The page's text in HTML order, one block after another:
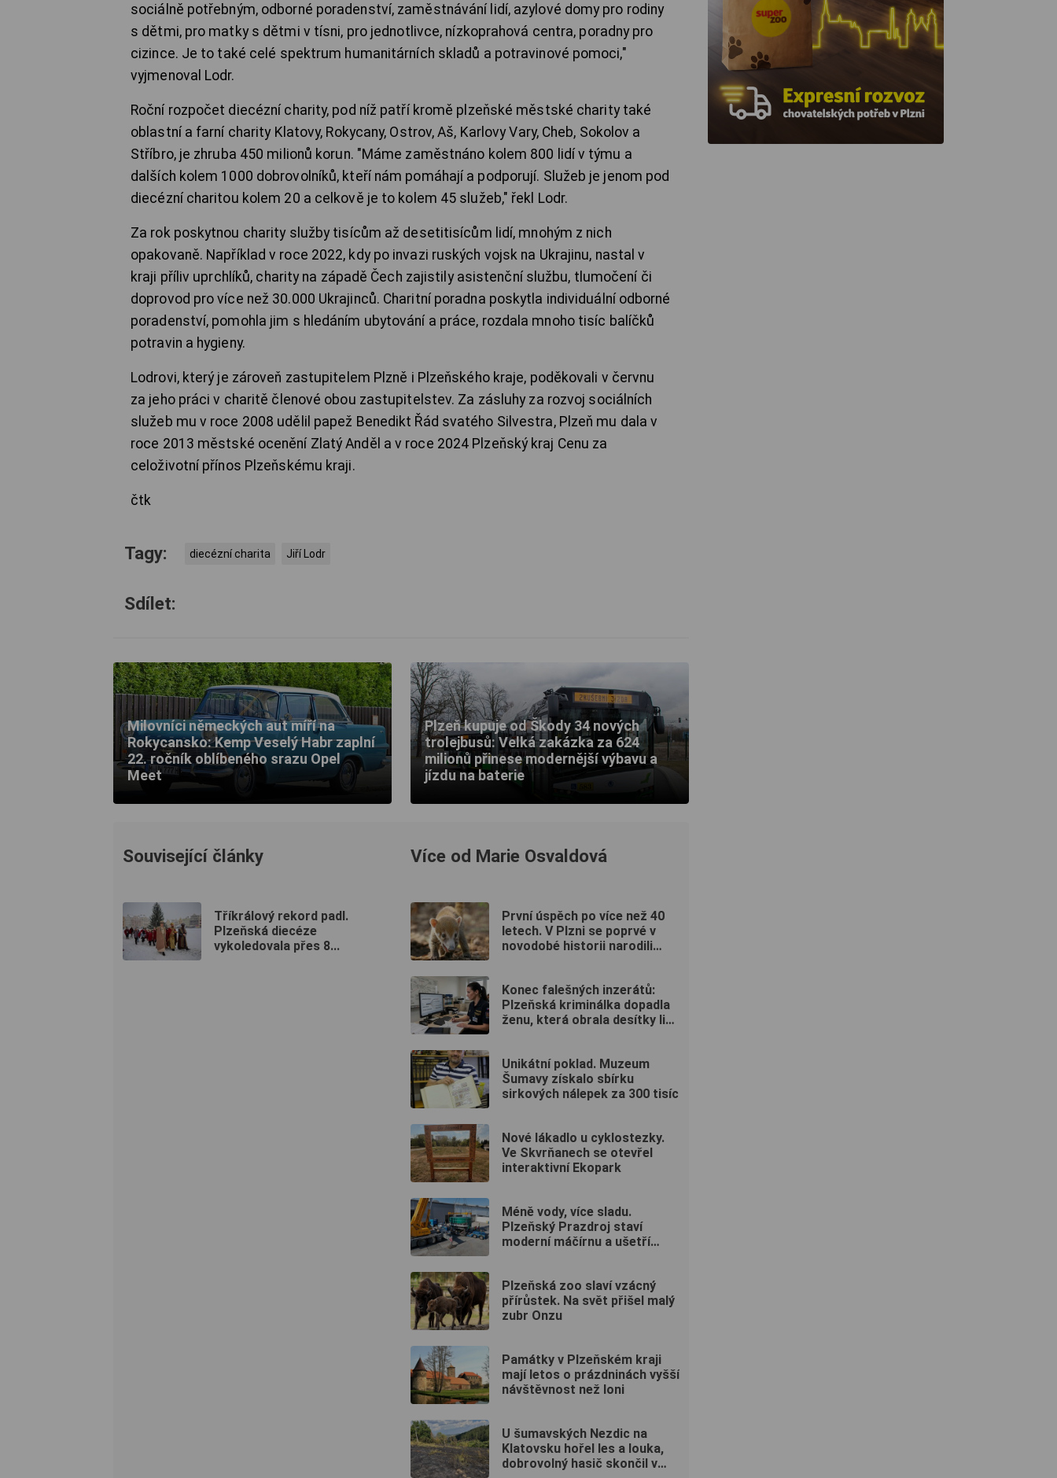
sociálně potřebným, odborné poradenství, zaměstnávání lidí, azylové domy pro rodiny
s dětmi, pro matky s dětmi v tísni, pro jednotlivce, nízkoprahová centra, poradny pro
cizince. Je to také celé spektrum humanitárních skladů a potravinové pomoci,"
vyjmenoval Lodr.
Roční rozpočet diecézní charity, pod níž patří kromě plzeňské městské charity také
oblastní a farní charity Klatovy, Rokycany, Ostrov, Aš, Karlovy Vary, Cheb, Sokolov a
Stříbro, je zhruba 450 milionů korun. "Máme zaměstnáno kolem 800 lidí v týmu a
dalších kolem 1000 dobrovolníků, kteří nám pomáhají a podporují. Služeb je jenom pod
diecézní charitou kolem 20 a celkově je to kolem 45 služeb," řekl Lodr.
Za rok poskytnou charity služby tisícům až desetitisícům lidí, mnohým z nich
opakovaně. Například v roce 2022, kdy po invazi ruských vojsk na Ukrajinu, nastal v
kraji příliv uprchlíků, charity na západě Čech zajistily asistenční službu, tlumočení či
doprovod pro více než 30.000 Ukrajinců. Charitní poradna poskytla individuální odborné
poradenství, pomohla jim s hledáním ubytování a práce, rozdala mnoho tisíc balíčků
potravin a hygieny.
Lodrovi, který je zároveň zastupitelem Plzně i Plzeňského kraje, poděkovali v červnu
za jeho práci v charitě členové obou zastupitelstev. Za zásluhy za rozvoj sociálních
služeb mu v roce 2008 udělil papež Benedikt Řád svatého Silvestra, Plzeň mu dala v
roce 2013 městské ocenění Zlatý Anděl a v roce 2024 Plzeňský kraj Cenu za
celoživotní přínos Plzeňskému kraji.
čtk
Tagy: diecézní charita Jiří Lodr
Sdílet:
Milovníci německých aut míří na
Rokycansko: Kemp Veselý Habr zaplní
22. ročník oblíbeného srazu Opel
Meet
Plzeň kupuje od Škody 34 nových
trolejbusů: Velká zakázka za 624
milionů přinese modernější výbavu a
jízdu na baterie
Související články
Tříkrálový rekord padl.
Plzeňská diecéze
vykoledovala přes 8...
Více od Marie Osvaldová
První úspěch po více než 40
letech. V Plzni se poprvé v
novodobé historii narodili
Konec falešných inzerátů:
Plzeňská kriminálka dopadla
ženu, která obrala desítky lidí
Unikátní poklad. Muzeum
Šumavy získalo sbírku
sirkových nálepek za 300 tisíc
Nové lákadlo u cyklostezky.
Ve Skvrňanech se otevřel
interaktivní Ekopark
Méně vody, více sladu.
Plzeňský Prazdroj staví
moderní máčírnu a ušetří
Plzeňská zoo slaví vzácný
přírůstek. Na svět přišel malý
zubr Onzu
Památky v Plzeňském kraji
mají letos o prázdninách vyšší
návštěvnost než loni
U šumavských Nezdic na
Klatovsku hořel les a louka,
dobrovolný hasič skončil v